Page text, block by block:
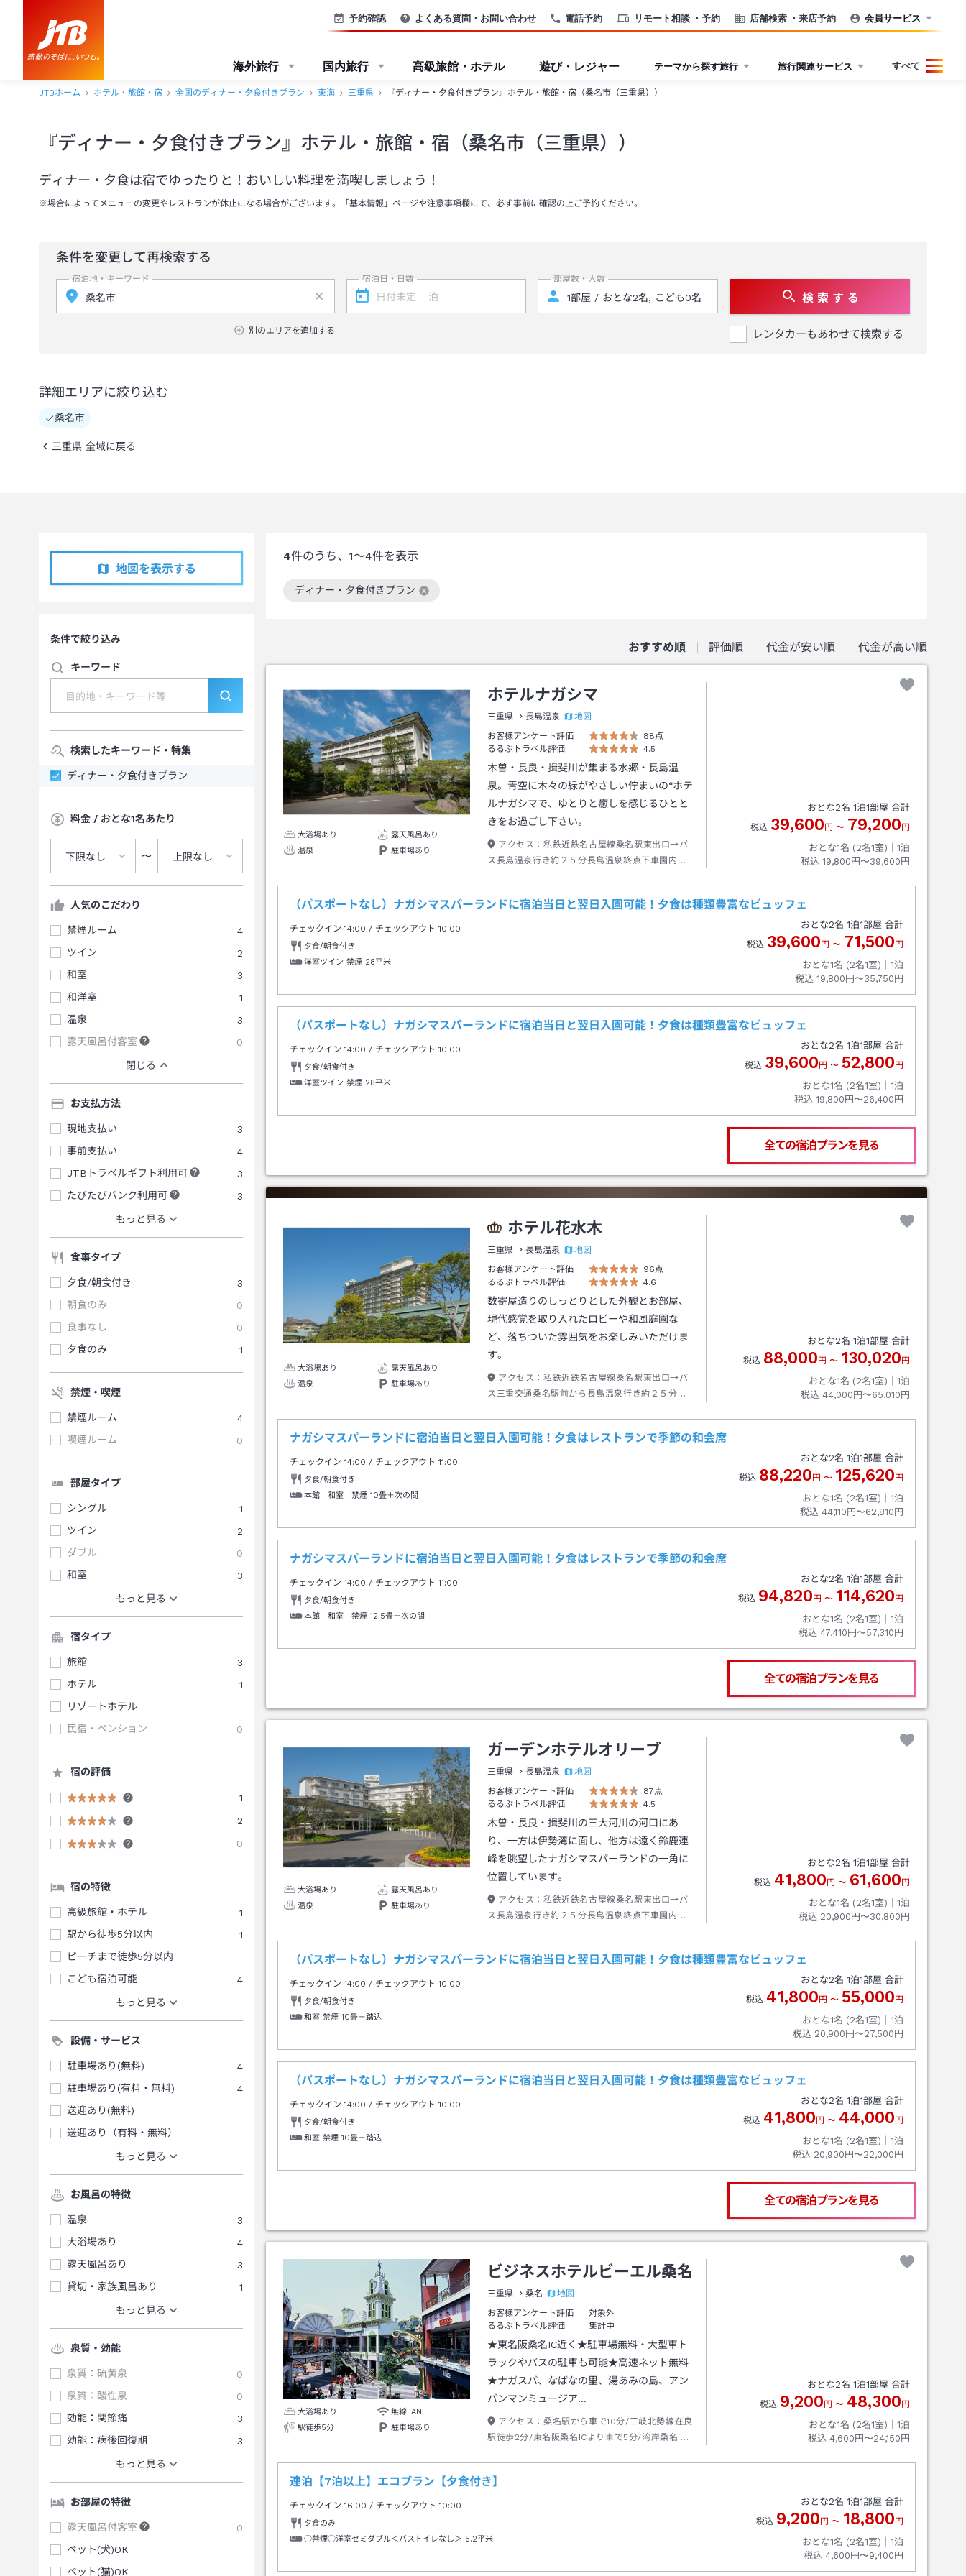
電話予約 リモート相談 ・予約 店舗検索 ・来店予約
予約確認 よくある質問・お問い合わせ 会員サービス
海外旅行 国内旅行 高級旅館・ホテル 遊び・レジャー テーマから探す旅行 旅行関連サービス すべて
JTBホーム ホテル・旅館・宿 全国のディナー・夕食付きプラン 東海 三重県 『ディナー・夕食付きプラン』ホテル・旅館・宿（桑名市（三重県））
『ディナー・夕食付きプラン』ホテル・旅館・宿（桑名市（三重県））
ディナー・夕食は宿でゆったりと！おいしい料理を満喫しましょう！
※場合によってメニューの変更やレストランが休止になる場合がございます。「基本情報」ページや注意事項欄にて、必ず事前に確認の上ご予約ください。
条件を変更して再検索する
宿泊地・キーワード
別のエリアを追加する
宿泊日・日数 部屋数・人数
検 索 す る
レンタカーもあわせて検索する
詳細エリアに絞り込む
桑名市
三重県 全域に戻る
地図を表示する
条件で絞り込み
キーワード
検索したキーワード・特集
ディナー・夕食付きプラン
料金 / おとな1名あたり
下限なし 〜 上限なし
人気のこだわり
禁煙ルーム
4
ツイン
2
和室
3
和洋室
1
温泉
3
露天風呂付客室
0
閉じる
お支払方法
現地支払い
3
事前支払い
4
JTBトラベルギフト利用可
3
たびたびバンク利用可
3
もっと見る
食事タイプ
夕食/朝食付き
3
朝食のみ
0
食事なし
0
夕食のみ
1
禁煙・喫煙
禁煙ルーム
4
喫煙ルーム
0
部屋タイプ
シングル
1
ツイン
2
ダブル
0
和室
3
もっと見る
宿タイプ
旅館
3
ホテル
1
リゾートホテル
民宿・ペンション
0
宿の評価
1
2
0
宿の特徴
高級旅館・ホテル
1
駅から徒歩5分以内
1
ビーチまで徒歩5分以内
こども宿泊可能
4
もっと見る
設備・サービス
駐車場あり(無料)
4
駐車場あり(有料・無料)
4
送迎あり(無料)
送迎あり（有料・無料）
もっと見る
お風呂の特徴
温泉
3
大浴場あり
4
露天風呂あり
3
貸切・家族風呂あり
1
もっと見る
泉質・効能
泉質：硫黄泉
0
泉質：酸性泉
0
効能：関節痛
3
効能：病後回復期
3
もっと見る
お部屋の特徴
露天風呂付客室
0
ペット(犬)OK
ペット(猫)OK
4件のうち、 1～4件を表示
ディナー・夕食付きプラン
この絞り込み条件を解除
おすすめ順 評価順 代金が安い順 代金が高い順
大浴場あり
露天風呂あり
温泉
駐車場あり
ホテルナガシマ
三重県 長島温泉
地図
お客様アンケート評価
88点
るるぶトラベル評価
4.5
木曽・長良・揖斐川が集まる水郷・長島温
泉。青空に木々の緑がやさしい佇まいの“ホテ
ルナガシマで、ゆとりと癒しを感じるひとと
きをお過ごし下さい。
アクセス： 私鉄近鉄名古屋線桑名駅東出口→バ
ス長島温泉行き約２５分長島温泉終点下車園内バ
おとな2名 1泊1部屋 合計
税込 39,600 円 〜 79,200 円
おとな1名 (2名1室)｜ 1泊
税込 19,800円〜39,600円
（パスポートなし）ナガシマスパーランドに宿泊当日と翌日入園可能！夕食は種類豊富なビュッフェ
チェックイン14:00 / チェックアウト 10:00
夕食/朝食付き
洋室ツイン 禁煙 28平米
おとな2名 1泊1部屋 合計
税込 39,600 円 〜 71,500 円
おとな1名 (2名1室)｜ 1泊
税込 19,800円〜35,750円
（パスポートなし）ナガシマスパーランドに宿泊当日と翌日入園可能！夕食は種類豊富なビュッフェ
チェックイン14:00 / チェックアウト 10:00
夕食/朝食付き
洋室ツイン 禁煙 28平米
おとな2名 1泊1部屋 合計
税込 39,600 円 〜 52,800 円
おとな1名 (2名1室)｜ 1泊
税込 19,800円〜26,400円
全ての宿泊プランを見る
大浴場あり
露天風呂あり
温泉
駐車場あり
ホテル花水木
三重県 長島温泉
地図
お客様アンケート評価
96点
るるぶトラベル評価
4.6
数寄屋造りのしっとりとした外観とお部屋、
現代感覚を取り入れたロビーや和風庭園な
ど、落ちついた雰囲気をお楽しみいただけま
す。
アクセス： 私鉄近鉄名古屋線桑名駅東出口→バ
ス三重交通桑名駅前から長島温泉行き約２５分長
おとな2名 1泊1部屋 合計
税込 88,000 円 〜 130,020 円
おとな1名 (2名1室)｜ 1泊
税込 44,000円〜65,010円
ナガシマスパーランドに宿泊当日と翌日入園可能！夕食はレストランで季節の和会席
チェックイン14:00 / チェックアウト 11:00
夕食/朝食付き
本館 和室 禁煙 10畳＋次の間
おとな2名 1泊1部屋 合計
税込 88,220 円 〜 125,620 円
おとな1名 (2名1室)｜ 1泊
税込 44,110円〜62,810円
ナガシマスパーランドに宿泊当日と翌日入園可能！夕食はレストランで季節の和会席
チェックイン14:00 / チェックアウト 11:00
夕食/朝食付き
本館 和室 禁煙 12.5畳＋次の間
おとな2名 1泊1部屋 合計
税込 94,820 円 〜 114,620 円
おとな1名 (2名1室)｜ 1泊
税込 47,410円〜57,310円
全ての宿泊プランを見る
大浴場あり
露天風呂あり
温泉
駐車場あり
ガーデンホテルオリーブ
三重県 長島温泉
地図
お客様アンケート評価
87点
るるぶトラベル評価
4.5
木曽・長良・揖斐川の三大河川の河口にあ
り、一方は伊勢湾に面し、他方は遠く鈴鹿連
峰を眺望したナガシマスパーランドの一角に
位置しています。
アクセス： 私鉄近鉄名古屋線桑名駅東出口→バ
ス長島温泉行き約２５分長島温泉終点下車園内バ
おとな2名 1泊1部屋 合計
税込 41,800 円 〜 61,600 円
おとな1名 (2名1室)｜ 1泊
税込 20,900円〜30,800円
（パスポートなし）ナガシマスパーランドに宿泊当日と翌日入園可能！夕食は種類豊富なビュッフェ
チェックイン14:00 / チェックアウト 10:00
夕食/朝食付き
和室 禁煙 10畳＋踏込
おとな2名 1泊1部屋 合計
税込 41,800 円 〜 55,000 円
おとな1名 (2名1室)｜ 1泊
税込 20,900円〜27,500円
（パスポートなし）ナガシマスパーランドに宿泊当日と翌日入園可能！夕食は種類豊富なビュッフェ
チェックイン14:00 / チェックアウト 10:00
夕食/朝食付き
和室 禁煙 10畳＋踏込
おとな2名 1泊1部屋 合計
税込 41,800 円 〜 44,000 円
おとな1名 (2名1室)｜ 1泊
税込 20,900円〜22,000円
全ての宿泊プランを見る
大浴場あり
無線LAN
駅徒歩5分
駐車場あり
ビジネスホテルビーエル桑名
三重県 桑名
地図
お客様アンケート評価
対象外
るるぶトラベル評価
集計中
★東名阪桑名IC近く★駐車場無料・大型車ト
ラックやバスの駐車も可能★高速ネット無料
★ナガスパ、なばなの里、湯あみの島、アン
パンマンミュージア…
アクセス： 桑名駅から車で10分/三岐北勢線在良
駅徒歩2分/東名阪桑名ICより車で5分/湾岸桑名IC
おとな2名 1泊1部屋 合計
税込 9,200 円 〜 48,300 円
おとな1名 (2名1室)｜ 1泊
税込 4,600円〜24,150円
連泊【7泊以上】エコプラン【夕食付き】
チェックイン16:00 / チェックアウト 10:00
夕食のみ
○禁煙○洋室セミダブル＜バストイレなし＞ 5.2平米
おとな2名 1泊1部屋 合計
税込 9,200 円 〜 18,800 円
おとな1名 (2名1室)｜ 1泊
税込 4,600円〜9,400円